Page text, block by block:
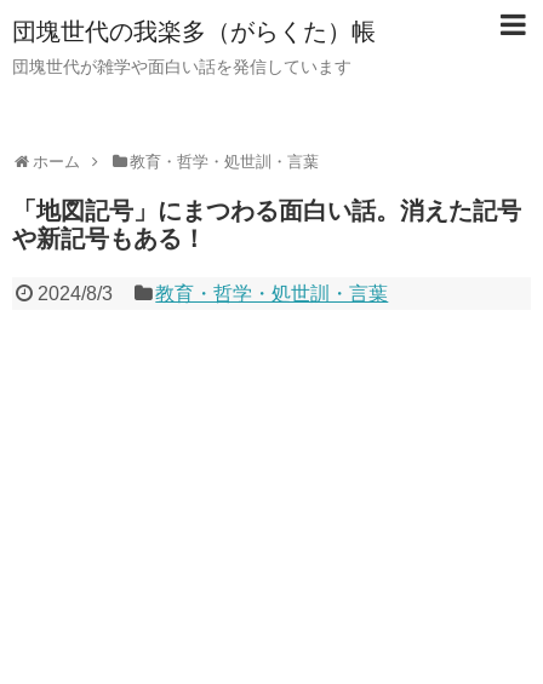
団塊世代の我楽多（がらくた）帳
団塊世代が雑学や面白い話を発信しています
ホーム 教育・哲学・処世訓・言葉
「地図記号」にまつわる面白い話。消えた記号
や新記号もある！
2024/8/3 教育・哲学・処世訓・言葉